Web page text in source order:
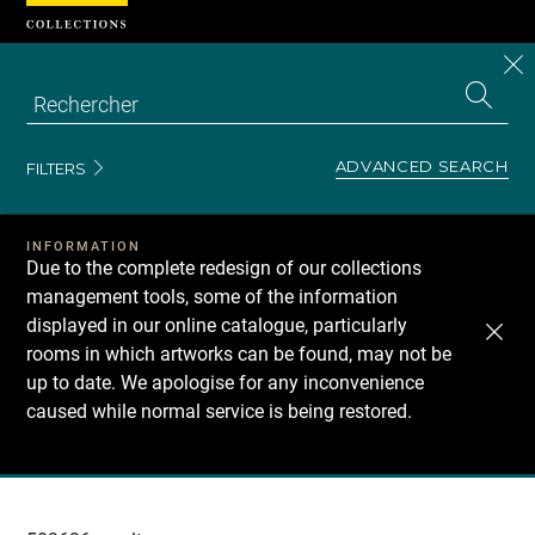
FILTERS ADVANCED SEARCH
INFORMATION
Due to the complete redesign of our collections
management tools, some of the information
displayed in our online catalogue, particularly
rooms in which artworks can be found, may not be
up to date. We apologise for any inconvenience
caused while normal service is being restored.
Recherche
Cookies management panel